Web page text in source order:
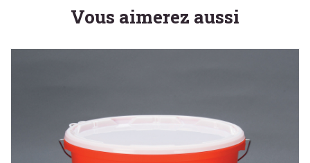
Vous aimerez aussi